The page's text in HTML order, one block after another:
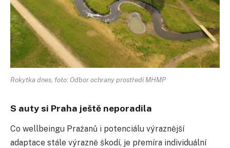
Rokytka dnes, foto: Odbor ochrany prostředí MHMP
S auty si Praha ještě neporadila
Co wellbeingu Pražanů i potenciálu výraznější
adaptace stále výrazně škodí, je přemíra individuální